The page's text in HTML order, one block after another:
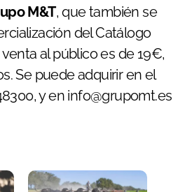
M&T, que también se
del Catálogo
venta al público es de 19€,
Se puede adquirir en el
y en info@grupomt.es